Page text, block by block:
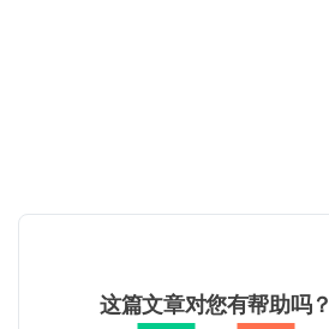
这篇文章对您有帮助吗？